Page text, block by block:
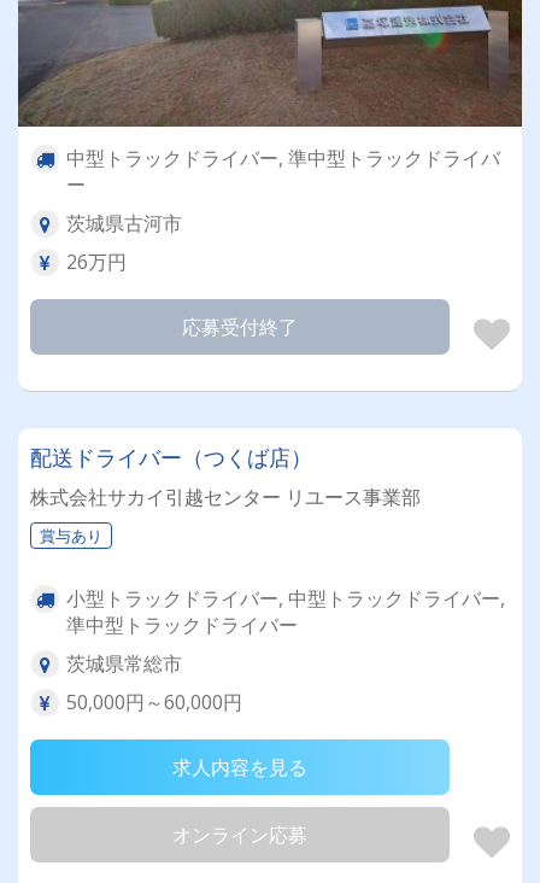
中型トラックドライバー, 準中型トラックドライバ
ー
茨城県古河市
26万円
応募受付終了
配送ドライバー（つくば店）
株式会社サカイ引越センター リユース事業部
賞与あり
小型トラックドライバー, 中型トラックドライバー,
準中型トラックドライバー
茨城県常総市
50,000円～60,000円
求人内容を見る
オンライン応募